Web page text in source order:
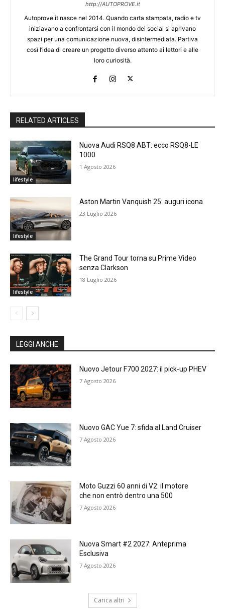
http://AUTOPROVE.it
Autoprove.it nasce nel 2014. Quando carta stampata, radio e tv
iniziavano a confrontarsi con il mondo dei social si aprivano
spazi per una comunicazione nuova, disintermediata. Partiva
così l’idea di creare un progetto diverso attento ai lettori e alle
loro curiosità.
RELATED ARTICLES
lifestyle
Nuova Audi RSQ8 ABT: ecco RSQ8-LE
1000
1 Agosto 2026
lifestyle
Aston Martin Vanquish 25: auguri icona
23 Luglio 2026
lifestyle
The Grand Tour torna su Prime Video
senza Clarkson
18 Luglio 2026
LEGGI ANCHE
Nuovo Jetour F700 2027: il pick-up PHEV
7 Agosto 2026
Nuovo GAC Yue 7: sfida al Land Cruiser
7 Agosto 2026
Moto Guzzi 60 anni di V2: il motore
che non entrò dentro una 500
7 Agosto 2026
Nuova Smart #2 2027: Anteprima
Esclusiva
7 Agosto 2026
Carica altri